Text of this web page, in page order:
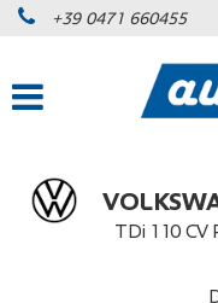
+39 0471 660455
TDi 110 CV